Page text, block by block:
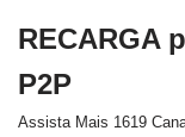
para
o
RECARGA
P2P
Assista Mais 1619